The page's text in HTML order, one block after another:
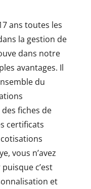
ans toutes les
la gestion de
dans notre
avantages. Il
du
des fiches de
certificats
vous n’avez
c’est
et